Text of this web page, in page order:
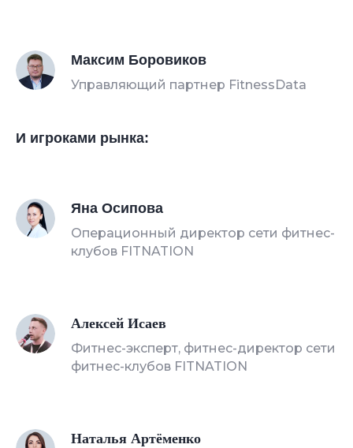
Максим Боровиков
Управляющий партнер FitnessData
И игроками рынка:
Яна Осипова
Операционный директор сети фитнес-
клубов FITNATION
Алексей Исаев
Фитнес-эксперт, фитнес-директор сети
фитнес-клубов FITNATION
Наталья Артёменко